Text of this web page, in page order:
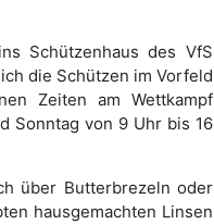
Schützenhaus des VfS
die Schützen im Vorfeld
Zeiten am Wettkampf
Sonntag von 9 Uhr bis 16
über Butterbrezeln oder
hausgemachten Linsen